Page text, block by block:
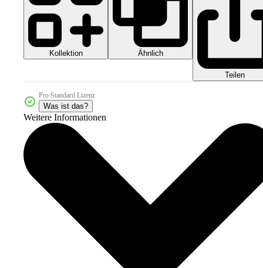
Kollektion Ähnlich
Teilen
Pro Standard Lizenz
Was ist das?
Weitere Informationen